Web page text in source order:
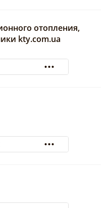
отопления,
kty.com.ua
98-36